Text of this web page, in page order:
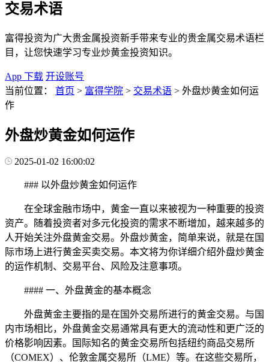
交易术语
富得投资为广大贵金属投资新手带来专业的贵金属交易术语栏
目，让您快速学习专业炒黄金投资知识。
App 下载 开设账号
当前位置：
首页 > 富得学院 > 交易术语 > 外盘炒黄金如何运
作
外盘炒黄金如何运作
2025-01-02 16:00:02
### 以外盘炒黄金如何运作
在全球金融市场中，黄金一直以来被视为一种重要的投资
资产。随着投资者对多元化投资的需求不断增加，越来越多的
人开始关注外盘黄金交易。外盘炒黄金，简单来说，就是在国
际市场上进行黄金买卖交易。本文将为你详细介绍外盘炒黄金
的运作机制、交易平台、风险及注意事项。
#### 一、外盘黄金的基本概念
外盘黄金主要指的是在国外交易所进行的黄金交易。与国
内市场相比，外盘黄金交易通常具有更大的流动性和更广泛的
价格影响因素。国际知名的黄金交易所包括纽约商品交易所
（COMEX）、伦敦金属交易所（LME）等。在这些交易所，